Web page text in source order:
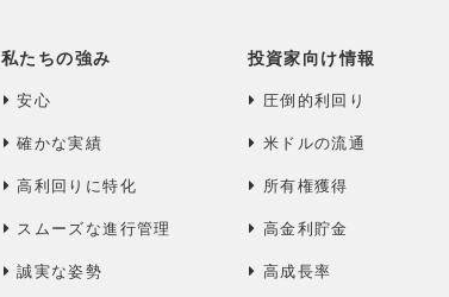
私たちの強み
安心
確かな実績
高利回りに特化
スムーズな進行管理
誠実な姿勢
投資家向け情報
圧倒的利回り
米ドルの流通
所有権獲得
高金利貯金
高成長率